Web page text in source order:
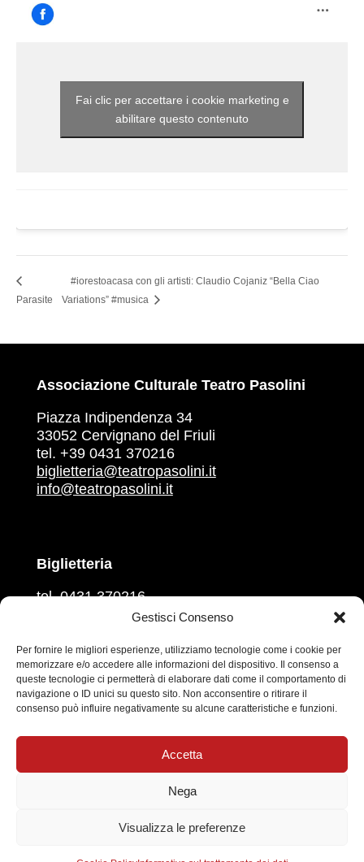
Gestisci Consenso
Per fornire le migliori esperienze, utilizziamo tecnologie come i cookie per
memorizzare e/o accedere alle informazioni del dispositivo. Il consenso a
queste tecnologie ci permetterà di elaborare dati come il comportamento di
navigazione o ID unici su questo sito. Non acconsentire o ritirare il
consenso può influire negativamente su alcune caratteristiche e funzioni.
Accetta
Nega
Visualizza le preferenze
Fai clic per accettare i cookie marketing e
abilitare questo contenuto
Parasite
#iorestoacasa con gli artisti: Claudio Cojaniz “Bella Ciao
Variations” #musica
Associazione Culturale Teatro Pasolini
Piazza Indipendenza 34
33052 Cervignano del Friuli
tel. +39 0431 370216
biglietteria@teatropasolini.it
info@teatropasolini.it
Biglietteria
tel. 0431 370216
martedì, mercoledì, venerdì
giovedì e sabato
ore 10.00 – 12.00
Prevendita sul circuito Vivaticket
Informativa sul trattamento dei dati personali